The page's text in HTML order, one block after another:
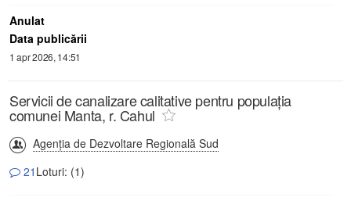
Anulat
Data publicării
1 apr 2026, 14:51
Servicii de canalizare calitative pentru populația
comunei Manta, r. Cahul
Agenția de Dezvoltare Regională Sud
21 Loturi: (1)